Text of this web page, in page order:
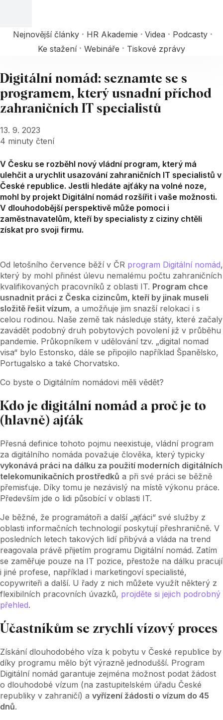
Nejnovější články HR Akademie Videa
Podcasty
Ke stažení
Webináře Tiskové zprávy
Digitální nomád: seznamte se s
programem, který usnadní příchod
zahraničních IT specialistů
13. 9. 2023
4 minuty čtení
V Česku se rozběhl nový vládní program, který má
ulehčit a urychlit usazování zahraničních IT specialistů v
České republice. Jestli hledáte ajťáky na volné noze,
mohl by projekt Digitální nomád rozšířit i vaše možnosti.
V dlouhodobější perspektivě může pomoci i
zaměstnavatelům, kteří by specialisty z ciziny chtěli
získat pro svoji firmu.
Od letošního července běží v ČR program Digitální nomád,
který by mohl přinést úlevu nemalému počtu zahraničních
kvalifikovaných pracovníků z oblasti IT. Program chce
usnadnit práci z Česka cizincům, kteří by jinak museli
složitě řešit vízum, a umožňuje jim snazší relokaci i s
celou rodinou. Naše země tak následuje státy, které začaly
zavádět podobný druh pobytových povolení již v průběhu
pandemie. Průkopníkem v udělování tzv. „digital nomad
visa“ bylo Estonsko, dále se připojilo například Španělsko,
Portugalsko a také Chorvatsko.
Co byste o Digitálním nomádovi měli vědět?
Kdo je digitální nomád a proč je to
(hlavně) ajťák
Přesná definice tohoto pojmu neexistuje, vládní program
za digitálního nomáda považuje člověka, který typicky
vykonává práci na dálku za použití moderních digitálních
telekomunikačních prostředků a při své práci se běžně
přemisťuje. Díky tomu je nezávislý na místě výkonu práce.
Především jde o lidi působící v oblasti IT.
Je běžné, že programátoři a další „ajťáci“ své služby z
oblasti informačních technologií poskytují přeshraničně. V
posledních letech takových lidí přibývá a vláda na trend
reagovala právě přijetím programu Digitální nomád. Zatím
se zaměřuje pouze na IT pozice, přestože na dálku pracují
i jiné profese, například i marketingoví specialisté,
copywriteři a další. U řady z nich můžete využít některý z
flexibilních pracovních úvazků, projděte si jejich podrobný
přehled.
Účastníkům se zrychlí vízový proces
Získání dlouhodobého víza k pobytu v České republice by
díky programu mělo být výrazně jednodušší. Program
Digitální nomád garantuje zejména možnost podat žádost
o dlouhodobé vízum (na zastupitelském úřadu České
republiky v zahraničí) a vyřízení žádosti o vízum do 45
dnů.